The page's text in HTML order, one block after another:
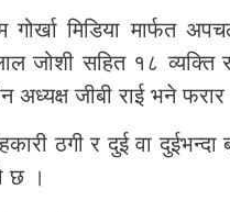
मिडिया मार्फत
जोशी सहित १८ व्यक्ति
अध्यक्ष जीबी राई भने
ठगी र दुई वा
छ ।